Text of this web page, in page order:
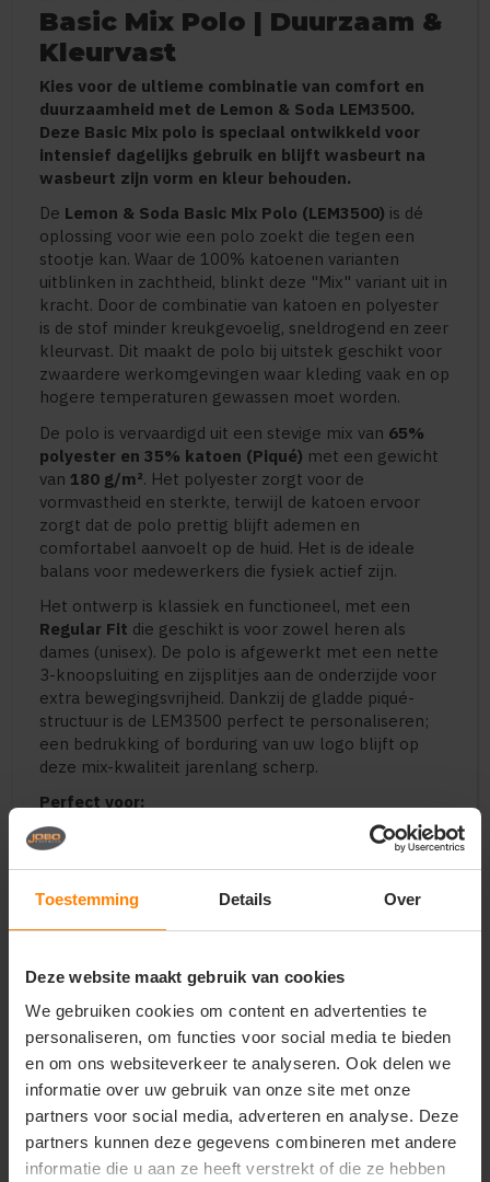
Toestemming Details Over
Deze website maakt gebruik van cookies
We gebruiken cookies om content en advertenties te
personaliseren, om functies voor social media te bieden
en om ons websiteverkeer te analyseren. Ook delen we
informatie over uw gebruik van onze site met onze
partners voor social media, adverteren en analyse. Deze
partners kunnen deze gegevens combineren met andere
informatie die u aan ze heeft verstrekt of die ze hebben
Basic Mix Polo | Duurzaam &
Kleurvast
Kies voor de ultieme combinatie van comfort en
duurzaamheid met de Lemon & Soda LEM3500.
Deze Basic Mix polo is speciaal ontwikkeld voor
intensief dagelijks gebruik en blijft wasbeurt na
wasbeurt zijn vorm en kleur behouden.
De Lemon & Soda Basic Mix Polo (LEM3500) is dé
oplossing voor wie een polo zoekt die tegen een
stootje kan. Waar de 100% katoenen varianten
uitblinken in zachtheid, blinkt deze "Mix" variant uit in
kracht. Door de combinatie van katoen en polyester
is de stof minder kreukgevoelig, sneldrogend en zeer
kleurvast. Dit maakt de polo bij uitstek geschikt voor
zwaardere werkomgevingen waar kleding vaak en op
hogere temperaturen gewassen moet worden.
De polo is vervaardigd uit een stevige mix van 65%
polyester en 35% katoen (Piqué) met een gewicht
van 180 g/m². Het polyester zorgt voor de
vormvastheid en sterkte, terwijl de katoen ervoor
zorgt dat de polo prettig blijft ademen en
comfortabel aanvoelt op de huid. Het is de ideale
balans voor medewerkers die fysiek actief zijn.
Het ontwerp is klassiek en functioneel, met een
Regular Fit die geschikt is voor zowel heren als
dames (unisex). De polo is afgewerkt met een nette
3-knoopsluiting en zijsplitjes aan de onderzijde voor
extra bewegingsvrijheid. Dankzij de gladde piqué-
structuur is de LEM3500 perfect te personaliseren;
een bedrukking of borduring van uw logo blijft op
deze mix-kwaliteit jarenlang scherp.
Perfect voor:
Intensieve werkomgevingen in de logistiek,
onderhoudsvriendelijke kleding nodig hebben
Medewerkers in de schoonmaak, zorg en catering
zeer lange levensduur
Belangrijkste kenmerken:
Bewerking:Zeer geschikt voor borduren en
duurzame transfers
Materiaal: 65% polyester / 35% katoen (Piqué-
mix)
Stofgewicht:180 g/m² (stevige werkkwaliteit)
Pasvorm:Regular Fit (comfortabel unisex model)